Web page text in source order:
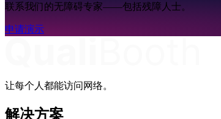
联系我们的无障碍专家——包括残障人士。
申请演示
让每个人都能访问网络。
解决方案